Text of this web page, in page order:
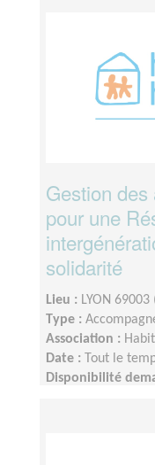
Gestion
pour une
solidarité
Lieu : LYON 69003
Type :
Association :
Date :
Tout le
Disponibilité